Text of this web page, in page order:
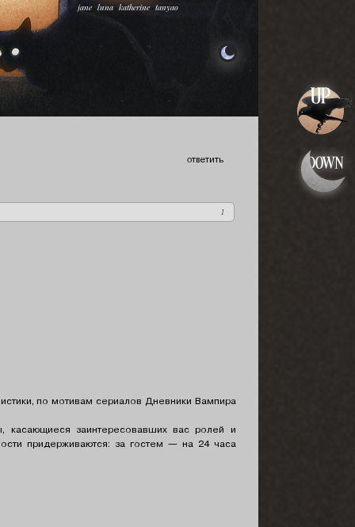
jane , luna,katherine , tanyao
ответить
1
по мотивам сериалов Дневники Вампира
касающиеся заинтересовавших вас ролей и
придерживаются: за гостем — на 24 часа